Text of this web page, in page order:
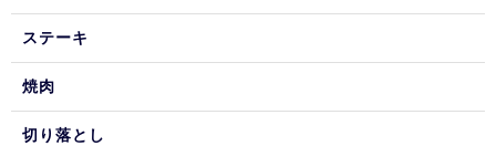
ステーキ
焼肉
切り落とし